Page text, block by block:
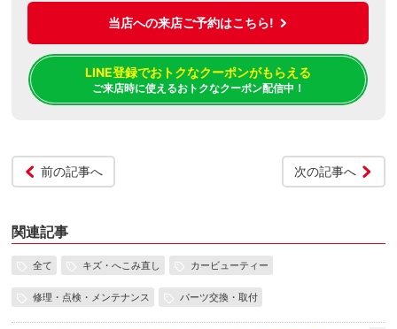
当店への来店ご予約はこちら!
LINE登録でおトクなクーポンがもらえる
ご来店時に使えるおトクなクーポン配信中！
前の記事へ 次の記事へ
関連記事
全て キズ・へこみ直し カービューティー
修理・点検・メンテナンス パーツ交換・取付